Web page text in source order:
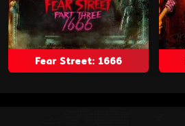
Fear Street: 1666